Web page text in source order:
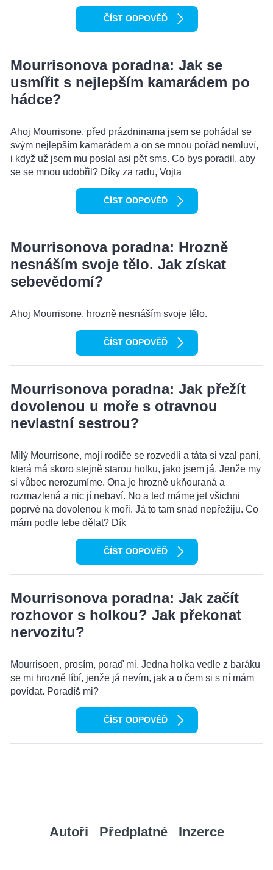
ČÍST ODPOVĚĎ
Mourrisonova poradna: Jak se
usmířit s nejlepším kamarádem po
hádce?
Ahoj Mourrisone, před prázdninama jsem se pohádal se
svým nejlepším kamarádem a on se mnou pořád nemluví,
i když už jsem mu poslal asi pět sms. Co bys poradil, aby
se se mnou udobřil? Díky za radu, Vojta
ČÍST ODPOVĚĎ
Mourrisonova poradna: Hrozně
nesnáším svoje tělo. Jak získat
sebevědomí?
Ahoj Mourrisone, hrozně nesnáším svoje tělo.
ČÍST ODPOVĚĎ
Mourrisonova poradna: Jak přežít
dovolenou u moře s otravnou
nevlastní sestrou?
Milý Mourrisone, moji rodiče se rozvedli a táta si vzal paní,
která má skoro stejně starou holku, jako jsem já. Jenže my
si vůbec nerozumíme. Ona je hrozně ukňouraná a
rozmazlená a nic jí nebaví. No a teď máme jet všichni
poprvé na dovolenou k moři. Já to tam snad nepřežiju. Co
mám podle tebe dělat? Dík
ČÍST ODPOVĚĎ
Mourrisonova poradna: Jak začít
rozhovor s holkou? Jak překonat
nervozitu?
Mourrisoen, prosím, poraď mi. Jedna holka vedle z baráku
se mi hrozně líbí, jenže já nevím, jak a o čem si s ní mám
povídat. Poradíš mi?
ČÍST ODPOVĚĎ
Autoři Předplatné Inzerce